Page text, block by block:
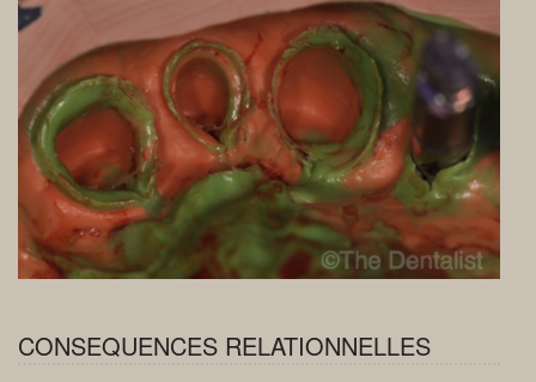
CONSEQUENCES RELATIONNELLES